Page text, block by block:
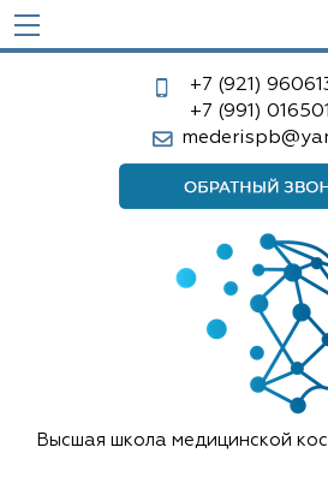
+7 (921)
+7 (991)
Высшая школа медицинской